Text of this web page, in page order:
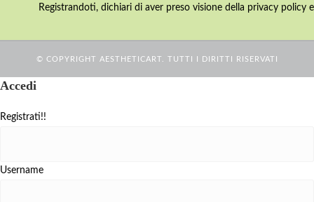
Registrandoti, dichiari di aver preso visione della privacy policy
© COPYRIGHT AESTHETICART. TUTTI I DIRITTI RISERVATI
Accedi
Registrati!!
Username